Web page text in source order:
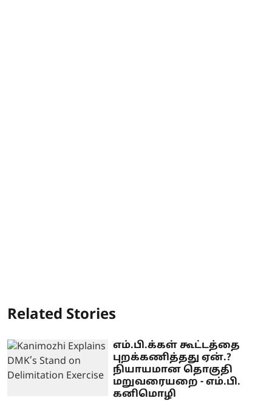
Related Stories
எம்.பி.க்கள் கூட்டத்தை
புறக்கணித்தது ஏன்.?
நியாயமான தொகுதி
மறுவரையறை - எம்.பி.
கனிமொழி